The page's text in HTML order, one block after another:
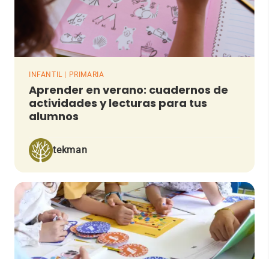
INFANTIL | PRIMARIA
Aprender en verano: cuadernos de
actividades y lecturas para tus
alumnos
tekman